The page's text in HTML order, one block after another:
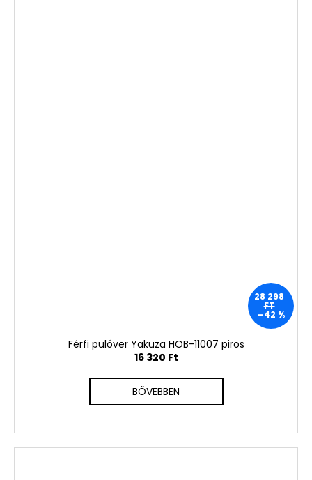
28 298
FT
–42 %
Férfi pulóver Yakuza HOB-11007 piros
16 320 Ft
BŐVEBBEN